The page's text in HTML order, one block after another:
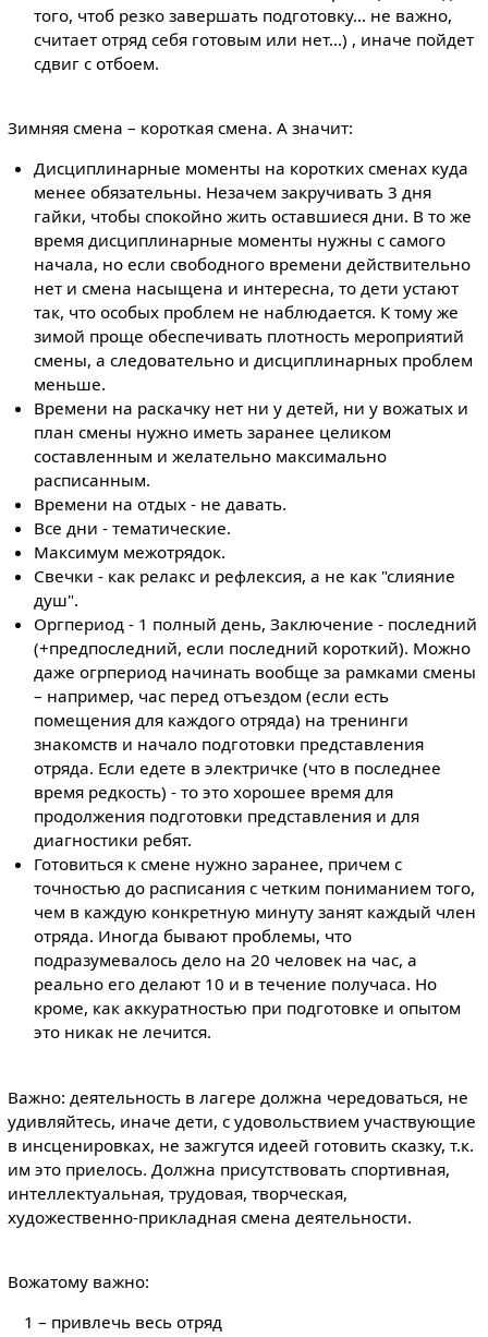
того, чтоб резко завершать подготовку... не важно,
считает отряд себя готовым или нет...) , иначе пойдет
сдвиг с отбоем.
Зимняя смена – короткая смена. А значит:
Дисциплинарные моменты на коротких сменах куда
менее обязательны. Незачем закручивать 3 дня
гайки, чтобы спокойно жить оставшиеся дни. В то же
время дисциплинарные моменты нужны с самого
начала, но если свободного времени действительно
нет и смена насыщена и интересна, то дети устают
так, что особых проблем не наблюдается. К тому же
зимой проще обеспечивать плотность мероприятий
смены, а следовательно и дисциплинарных проблем
меньше.
Времени на раскачку нет ни у детей, ни у вожатых и
план смены нужно иметь заранее целиком
составленным и желательно максимально
расписанным.
Времени на отдых - не давать.
Все дни - тематические.
Максимум межотрядок.
Свечки - как релакс и рефлексия, а не как "слияние
душ".
Оргпериод - 1 полный день, Заключение - последний
(+предпоследний, если последний короткий). Можно
даже огрпериод начинать вообще за рамками смены
– например, час перед отъездом (если есть
помещения для каждого отряда) на тренинги
знакомств и начало подготовки представления
отряда. Если едете в электричке (что в последнее
время редкость) - то это хорошее время для
продолжения подготовки представления и для
диагностики ребят.
Готовиться к смене нужно заранее, причем с
точностью до расписания с четким пониманием того,
чем в каждую конкретную минуту занят каждый член
отряда. Иногда бывают проблемы, что
подразумевалось дело на 20 человек на час, а
реально его делают 10 и в течение получаса. Но
кроме, как аккуратностью при подготовке и опытом
это никак не лечится.
Важно: деятельность в лагере должна чередоваться, не
удивляйтесь, иначе дети, с удовольствием участвующие
в инсценировках, не зажгутся идеей готовить сказку, т.к.
им это приелось. Должна присутствовать спортивная,
интеллектуальная, трудовая, творческая,
художественно-прикладная смена деятельности.
Вожатому важно:
1 – привлечь весь отряд